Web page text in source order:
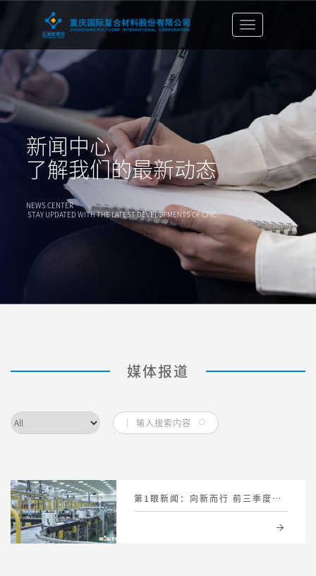
切
新闻中心
了解我们的最新动态
NEWS CENTER
STAY UPDATED WITH THE LATEST DEVELOPMENTS OF CPIC
媒体报道
第1眼新闻：向新而行 前三季度全市先进材料产业增加值增速达5.7% 提及国际复材